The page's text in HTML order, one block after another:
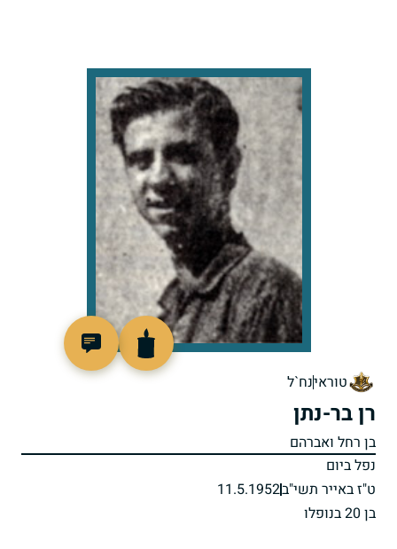
טוראינח`ל
רן בר-נתן
בן רחל ואברהם
נפל ביום
ט"ז באייר תשי"ב11.5.1952
בן 20 בנופלו